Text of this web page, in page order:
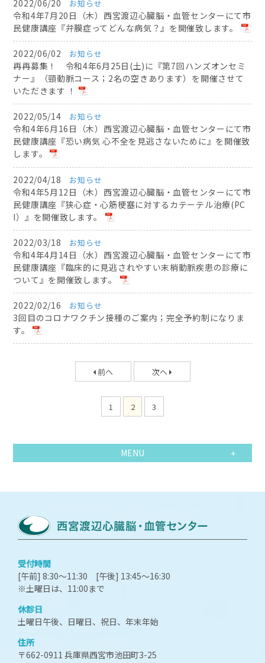
2022/06/20 お知らせ
令和4年7月20日（木）西宮渡辺心臓脳・血管センターにて市
民健康講座『弁膜症ってどんな病気？』を開催致します。
2022/06/02 お知らせ
再再募集！ 令和4年6月25日(土)に『第7回ハンズオンセミ
ナー』（頸動脈コース；2名の空きあります）を開催させて
いただきます ！
2022/05/14 お知らせ
令和4年6月16日（木）西宮渡辺心臓脳・血管センターにて市
民健康講座『恐い病気 心不全を見逃さないために』を開催致
します。
2022/04/18 お知らせ
令和4年5月12日（木）西宮渡辺心臓脳・血管センターにて市
民健康講座『狭心症・心筋梗塞に対するカテーテル治療(PC
I）』を開催致します。
2022/03/18 お知らせ
令和4年4月14日（水）西宮渡辺心臓脳・血管センターにて市
民健康講座『臨床的に見逃されやすい末梢動脈疾患の診療に
ついて』を開催致します。
2022/02/16 お知らせ
3回目のコロナワクチン接種のご案内；完全予約制になりま
す。
前へ 次へ
1 2 3
MENU
受付時間
[午前] 8:30～11:30 [午後] 13:45～16:30
※土曜日は、11:00まで
休診日
土曜日午後、日曜日、祝日、年末年始
住所
〒662-0911 兵庫県西宮市池田町3-25